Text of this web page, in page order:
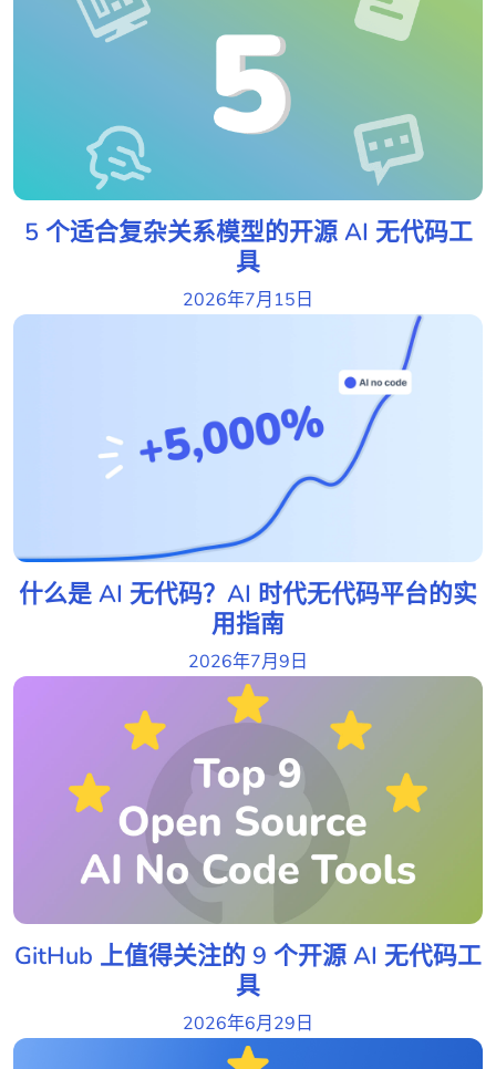
5 个适合复杂关系模型的开源 AI 无代码工
具
2026年7月15日
什么是 AI 无代码？AI 时代无代码平台的实
用指南
2026年7月9日
GitHub 上值得关注的 9 个开源 AI 无代码工
具
2026年6月29日